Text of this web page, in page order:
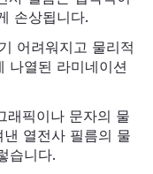
손상됩니다.
어려워지고 물리적
나열된 라미네이션
래픽이나 문자의 물
열전사 필름의 물
습니다.